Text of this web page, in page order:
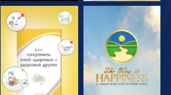
СМОТРЕТЬ СМОТРЕТЬ